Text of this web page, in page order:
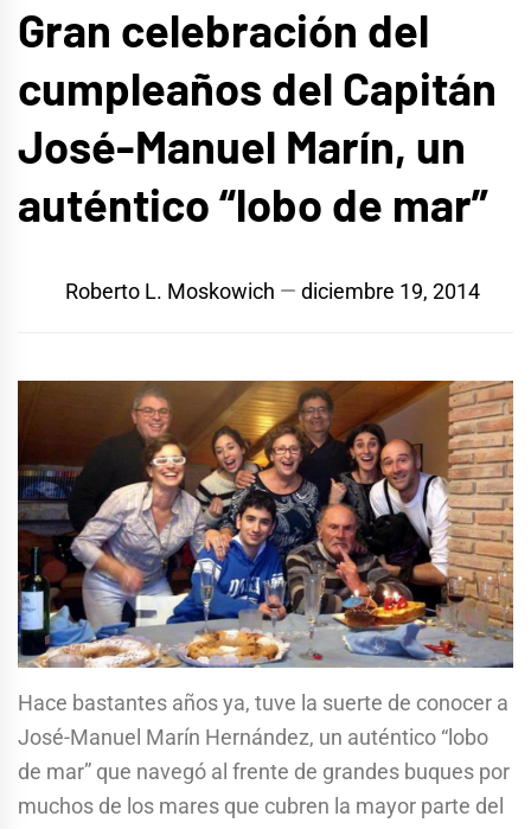
Gran celebración del
cumpleaños del Capitán
José-Manuel Marín, un
auténtico “lobo de mar”
Roberto L. Moskowich diciembre 19, 2014
Hace bastantes años ya, tuve la suerte de conocer a
José-Manuel Marín Hernández, un auténtico “lobo
de mar” que navegó al frente de grandes buques por
muchos de los mares que cubren la mayor parte del